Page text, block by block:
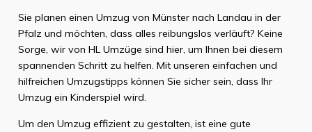
Sie planen einen Umzug von Münster nach Landau in der
Pfalz und möchten, dass alles reibungslos verläuft? Keine
Sorge, wir von HL Umzüge sind hier, um Ihnen bei diesem
spannenden Schritt zu helfen. Mit unseren einfachen und
hilfreichen Umzugstipps können Sie sicher sein, dass Ihr
Umzug ein Kinderspiel wird.
Um den Umzug effizient zu gestalten, ist eine gute